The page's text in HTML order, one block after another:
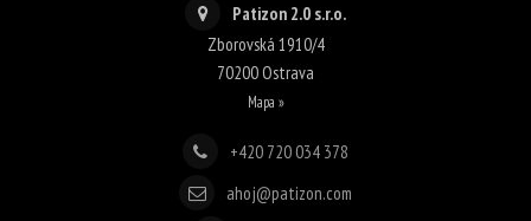
Patizon 2.0 s.r.o.
Zborovská 1910/4
70200Ostrava
Mapa »
+420 720 034 378
ahoj@patizon.com